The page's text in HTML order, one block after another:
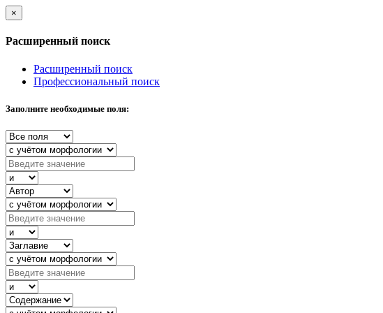
×
Расширенный поиск
Расширенный поиск
Профессиональный поиск
Заполните необходимые поля: